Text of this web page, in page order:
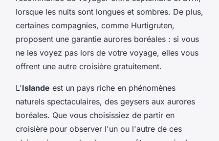
lorsque les nuits sont longues et sombres. De plus,
certaines compagnies, comme Hurtigruten,
proposent une garantie aurores boréales : si vous
ne les voyez pas lors de votre voyage, elles vous
offrent une autre croisière gratuitement.
L'Islande est un pays riche en phénomènes
naturels spectaculaires, des geysers aux aurores
boréales. Que vous choisissiez de partir en
croisière pour observer l'un ou l'autre de ces